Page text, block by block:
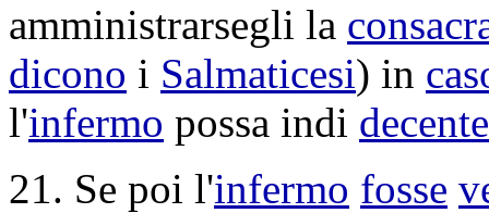
amministrarsegli la
dicono i Salmaticesi) in
l'infermo possa indi
21. Se poi l'infermo fosse